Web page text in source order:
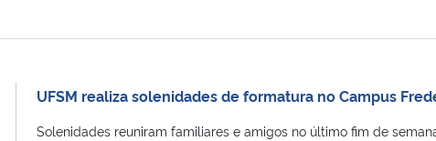
UFSM realiza solenidades de formatura no Campus
Solenidades reuniram familiares e amigos no último fim de